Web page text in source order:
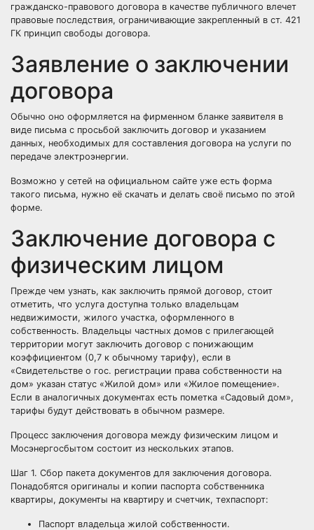
гражданско-правового договора в качестве публичного влечет
правовые последствия, ограничивающие закрепленный в ст. 421
ГК принцип свободы договора.
Заявление о заключении
договора
Обычно оно оформляется на фирменном бланке заявителя в
виде письма с просьбой заключить договор и указанием
данных, необходимых для составления договора на услуги по
передаче электроэнергии.
Возможно у сетей на официальном сайте уже есть форма
такого письма, нужно её скачать и делать своё письмо по этой
форме.
Заключение договора с
физическим лицом
Прежде чем узнать, как заключить прямой договор, стоит
отметить, что услуга доступна только владельцам
недвижимости, жилого участка, оформленного в
собственность. Владельцы частных домов с прилегающей
территории могут заключить договор с понижающим
коэффициентом (0,7 к обычному тарифу), если в
«Свидетельстве о гос. регистрации права собственности на
дом» указан статус «Жилой дом» или «Жилое помещение».
Если в аналогичных документах есть пометка «Садовый дом»,
тарифы будут действовать в обычном размере.
Процесс заключения договора между физическим лицом и
Мосэнергосбытом состоит из нескольких этапов.
Шаг 1. Сбор пакета документов для заключения договора.
Понадобятся оригиналы и копии паспорта собственника
квартиры, документы на квартиру и счетчик, техпаспорт:
Паспорт владельца жилой собственности.